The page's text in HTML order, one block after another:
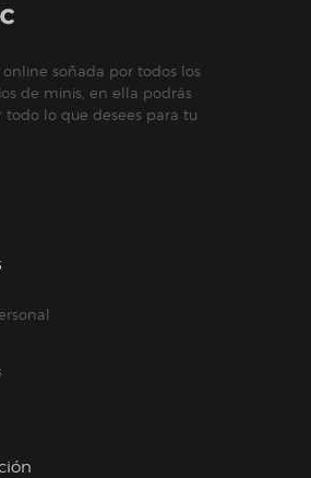
soñada por todos los
de minis, en ella podrás
todo lo que desees para tu